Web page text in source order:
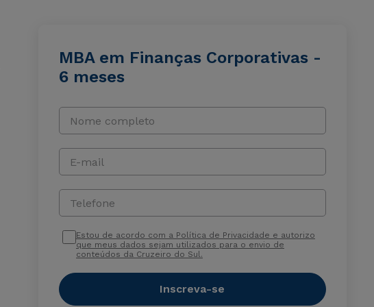
MBA em Finanças Corporativas -
6 meses
Nome completo
E-mail
Telefone
Estou de acordo com a Política de Privacidade e autorizo
que meus dados sejam utilizados para o envio de
conteúdos da Cruzeiro do Sul.
Inscreva-se